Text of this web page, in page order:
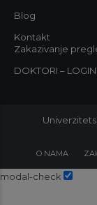
Blog
Kontakt
Zakazivanje
DOKTORI – LOGIN
O NAMA
modal-check